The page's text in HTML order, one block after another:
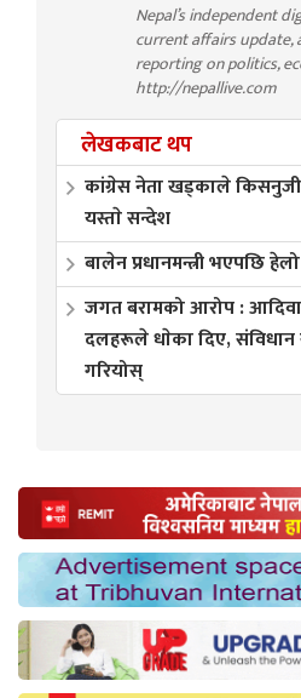
Nepal’s independent
current affairs update,
reporting on politics,
http://nepallive.com
लेखकबाट थप
कांग्रेस नेता खड्काले
यस्ताे सन्देश
बालेन प्रधानमन्त्री भएपछि
जगत बरामको आरोप :
दलहरूले धाेका दिए, संविधान
गरियोस्